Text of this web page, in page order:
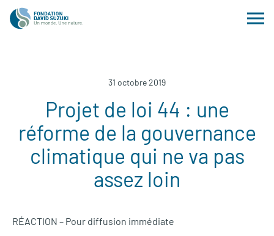
31 octobre 2019
Projet de loi 44 : une
réforme de la gouvernance
climatique qui ne va pas
assez loin
RÉACTION – Pour diffusion immédiate